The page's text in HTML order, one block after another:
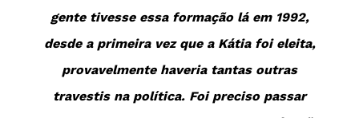
gente tivesse essa formação lá em 1992,
desde a primeira vez que a Kátia foi eleita,
provavelmente haveria tantas outras
travestis na política. Foi preciso passar